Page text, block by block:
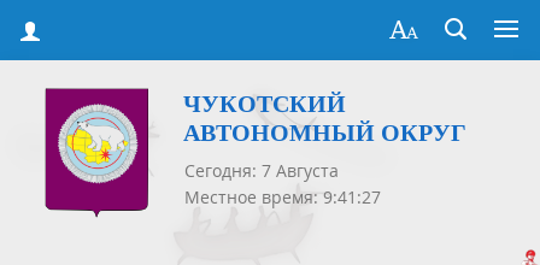
ЧУКОТСКИЙ
АВТОНОМНЫЙ ОКРУГ
Сегодня: 7 Августа
Местное время: 9:41:28